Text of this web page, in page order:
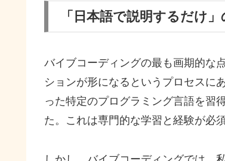
「日本語で説明するだけ
バイブコーディングの最も画期的な
ションが形になるというプロセスに
った特定のプログラミング言語を習
た。これは専門的な学習と経験が必